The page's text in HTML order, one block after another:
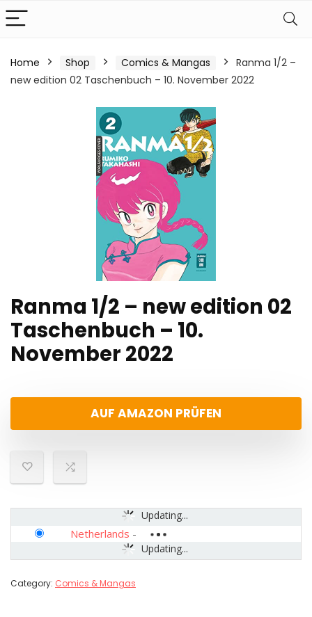
Home Shop Comics & Mangas
Ranma 1/2 –
new edition 02 Taschenbuch – 10. November 2022
Ranma 1/2 – new edition 02
Taschenbuch – 10.
November 2022
AUF AMAZON PRÜFEN
Updating...
Updating...
Netherlands -
Category: Comics & Mangas